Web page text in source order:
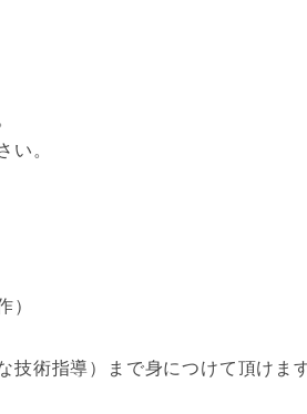
い。
）
術指導）まで身につけて頂けま